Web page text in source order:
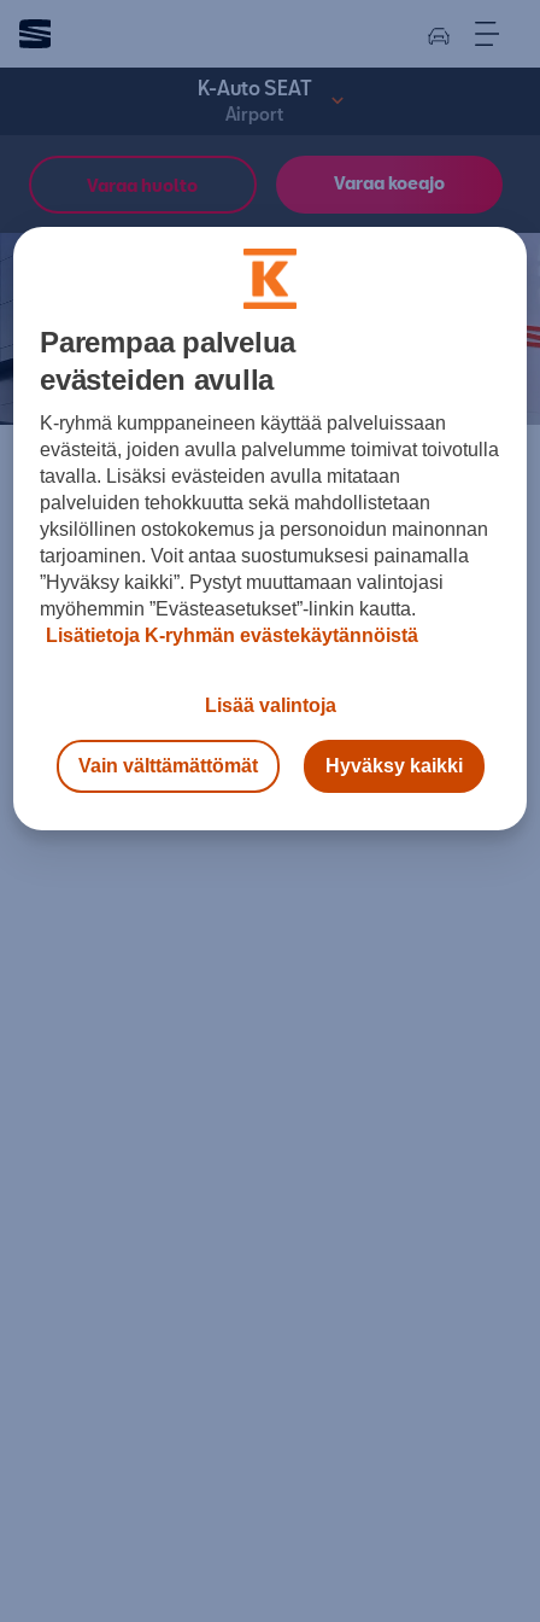
K-Auto SEAT
Airport
Varaa huolto Varaa koeajo
K-Auto SEAT
Airport
Parempaa palvelua
evästeiden avulla
K-ryhmä kumppaneineen käyttää palveluissaan
evästeitä, joiden avulla palvelumme toimivat toivotulla
tavalla. Lisäksi evästeiden avulla mitataan
palveluiden tehokkuutta sekä mahdollistetaan
yksilöllinen ostokokemus ja personoidun mainonnan
tarjoaminen. Voit antaa suostumuksesi painamalla
”Hyväksy kaikki”. Pystyt muuttamaan valintojasi
myöhemmin ”Evästeasetukset”-linkin kautta.
Lisätietoja K-ryhmän evästekäytännöistä
Lisää valintoja
Vain välttämättömät Hyväksy kaikki